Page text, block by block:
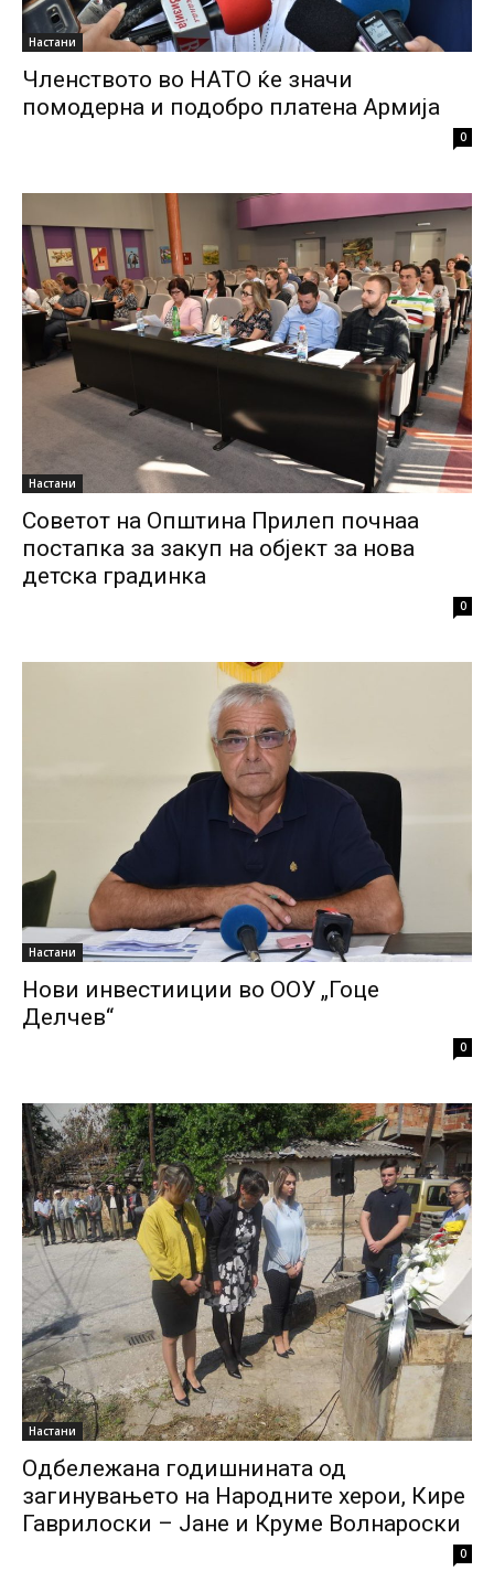
Настани
Членството во НАТО ќе значи
помодерна и подобро платена Армија
0
Настани
Советот на Општина Прилеп почнаа
постапка за закуп на објект за нова
детска градинка
0
Настани
Нови инвестииции во ООУ „Гоце
Делчев“
0
Настани
Одбележана годишнината од
загинувањето на Народните херои, Кире
Гаврилоски – Јане и Круме Волнароски
0